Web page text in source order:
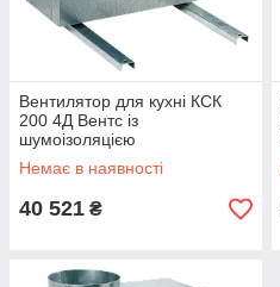
Вентилятор для кухні КСК
200 4Д Вентс із
шумоізоляцією
Немає в наявності
40 521 ₴